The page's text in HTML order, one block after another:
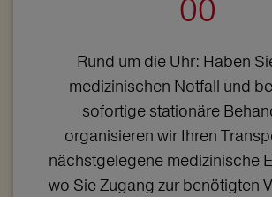
00
Rund um die Uhr: Haben
medizinischen Notfall und
sofortige stationäre
organisieren wir Ihren
nächstgelegene medizinische
wo Sie Zugang zur benötigten